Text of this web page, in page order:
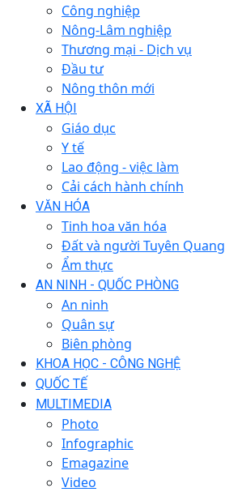
Công nghiệp
Nông-Lâm nghiệp
Thương mại - Dịch vụ
Đầu tư
Nông thôn mới
XÃ HỘI
Giáo dục
Y tế
Lao động - việc làm
Cải cách hành chính
VĂN HÓA
Tinh hoa văn hóa
Đất và người Tuyên Quang
Ẩm thực
AN NINH - QUỐC PHÒNG
An ninh
Quân sự
Biên phòng
KHOA HỌC - CÔNG NGHỆ
QUỐC TẾ
MULTIMEDIA
Photo
Infographic
Emagazine
Video